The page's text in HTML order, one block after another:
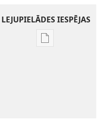
LEJUPIELĀDES IESPĒJAS
Publikāciju